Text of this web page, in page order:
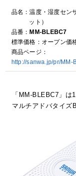
品名：温度・湿度セン
ット）
品番：MM-BLEBC7
標準価格：オープン価
商品ページ：
http://sanwa.jp/pr/MM-
「MM-BLEBC7」
マルチアドバタイズ